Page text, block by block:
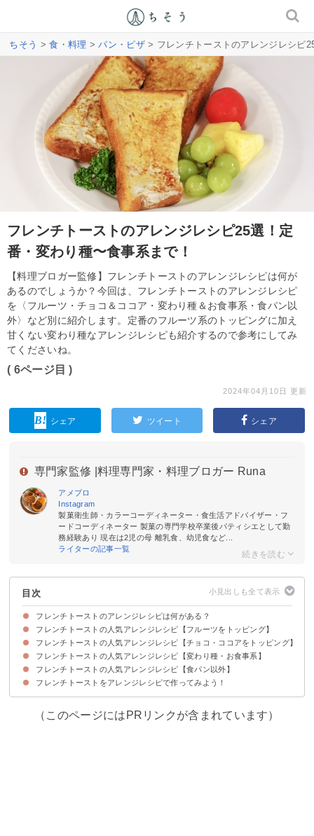
ちそう >食・料理 >パン・ピザ> フレンチトーストのアレンジレシピ
フレンチトーストのアレンジレシピ25選！定
番・変わり種〜食事系まで！
【料理ブロガー監修】フレンチトーストのアレンジレシピは何が
あるのでしょうか？今回は、フレンチトーストのアレンジレシピ
を〈フルーツ・チョコ＆ココア・変わり種＆お食事系・食パン以
外〉など別に紹介します。定番のフルーツ系のトッピングに加え
甘くない変わり種なアレンジレシピも紹介するので参考にしてみ
てくださいね。
( 6ページ目 )
2024年04月10日 更新
シェア ツイート シェア
専門家監修 | 料理専門家・料理ブロガー Runa
アメブロ
Instagram
製菓衛生師・カラーコーディネーター・食生活アドバイザー・フ
ードコーディネーター 製菓の専門学校卒業後パティシエとして勤
務経験あり 現在は2児の母 離乳食、幼児食など...
ライターの記事一覧
目次
フレンチトーストのアレンジレシピは何がある？
フレンチトーストの人気アレンジレシピ【フルーツをトッピング】
①キウイフルーツのフレンチトースト
②いちごのトッピングフレンチトースト
③いちごとバナナのフレンチトースト
④ネーブルオレンジのフレンチトースト
⑤ラムバナナのフレンチトースト
⑥オレンジフレンチトースト
フレンチトーストの人気アレンジレシピ【チョコ・ココアをトッピング】
①チョコベリーのフレンチトースト
②チョコのフレンチトースト
③スライス生チョコレートのフレンチトースト
④ココアのフレンチトースト
フレンチトーストの人気アレンジレシピ【変わり種・お食事系】
①スティックフレンチトースト
②抹茶フレンチトースト
③コーヒーのフレンチトースト
④黒蜜ときな粉のフレンチトースト
⑤抹茶オレのフレンチトースト
⑥赤ワインと甘酒の大人なフレンチトースト
⑦バジルチーズのフレンチトースト
⑧甘くないチーズフレンチトースト
⑨甘くないフレンチトーストのトマトソースがけ
⑩ツナマヨネーズのフレンチトースト
⑪肉入りフレンチトースト
フレンチトーストの人気アレンジレシピ【食パン以外】
①パン粉のフレンチトースト
②おもちのフレンチトースト
③ベーグルでフレンチトースト
④車麩のフレンチトースト
フレンチトーストをアレンジレシピで作ってみよう！
（このページにはPRリンクが含まれています）